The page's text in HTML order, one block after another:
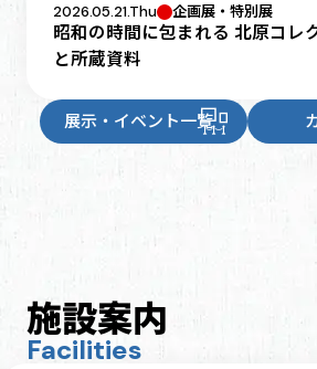
2026.05.21.Thu 企画展・特別展
昭和の時間に包まれる 北原コレ
と所蔵資料
展示・イベント一覧
施設案内
Facilities